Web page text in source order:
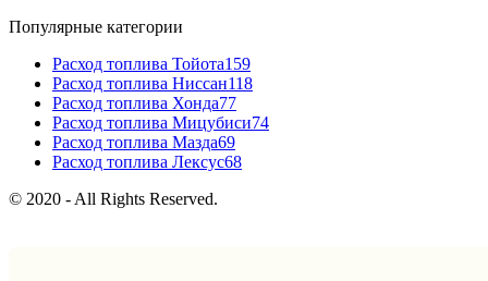
Популярные категории
Расход топлива Тойота159
Расход топлива Ниссан118
Расход топлива Хонда77
Расход топлива Мицубиси74
Расход топлива Мазда69
Расход топлива Лексус68
© 2020 - All Rights Reserved.